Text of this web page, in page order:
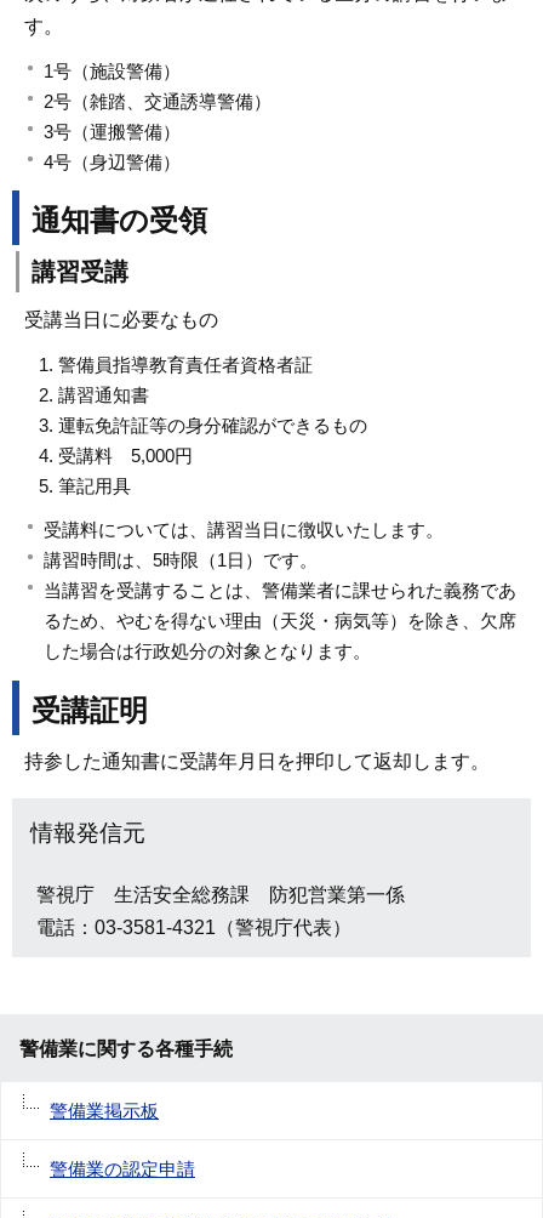
す。
1号（施設警備）
2号（雑踏、交通誘導警備）
3号（運搬警備）
4号（身辺警備）
通知書の受領
講習受講
受講当日に必要なもの
警備員指導教育責任者資格者証
講習通知書
運転免許証等の身分確認ができるもの
受講料 5,000円
筆記用具
受講料については、講習当日に徴収いたします。
講習時間は、5時限（1日）です。
当講習を受講することは、警備業者に課せられた義務であ
るため、やむを得ない理由（天災・病気等）を除き、欠席
した場合は行政処分の対象となります。
受講証明
持参した通知書に受講年月日を押印して返却します。
情報発信元
警視庁 生活安全総務課 防犯営業第一係
電話：03-3581-4321（警視庁代表）
警備業に関する各種手続
警備業掲示板
警備業の認定申請